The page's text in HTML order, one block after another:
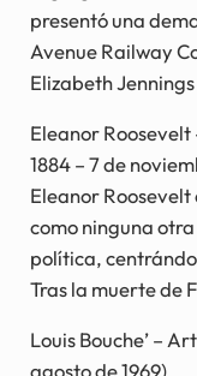
presentó una
Avenue Railway
Elizabeth
Eleanor Roosevelt
1884 – 7 de
Eleanor
como ninguna
política,
Tras la muerte de
Louis Bouche’ –
agosto de 1969)